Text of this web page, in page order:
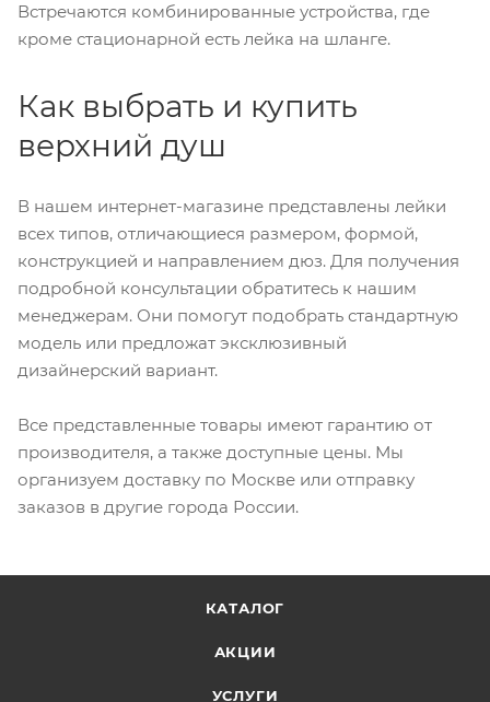
Встречаются комбинированные устройства, где
кроме стационарной есть лейка на шланге.
Как выбрать и купить
верхний душ
В нашем интернет-магазине представлены лейки
всех типов, отличающиеся размером, формой,
конструкцией и направлением дюз. Для получения
подробной консультации обратитесь к нашим
менеджерам. Они помогут подобрать стандартную
модель или предложат эксклюзивный
дизайнерский вариант.
Все представленные товары имеют гарантию от
производителя, а также доступные цены. Мы
организуем доставку по Москве или отправку
заказов в другие города России.
КАТАЛОГ
АКЦИИ
УСЛУГИ